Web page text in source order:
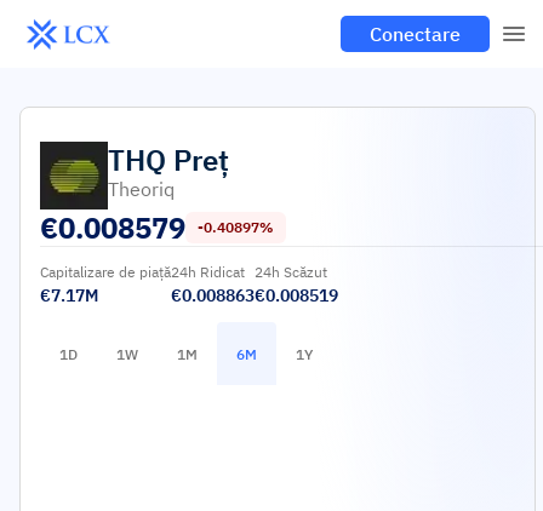
Conectare
THQ Preț
Theoriq
€0.008579 -0.40897%
Capitalizare de piață
€7.17M
24h Ridicat
€0.008863
24h Scăzut
€0.008519
1D 1W 1M 6M 1Y